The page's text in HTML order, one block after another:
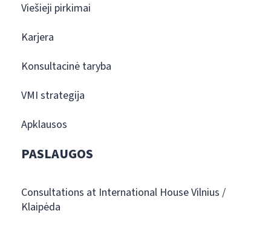
Viešieji pirkimai
Karjera
Konsultacinė taryba
VMI strategija
Apklausos
PASLAUGOS
Consultations at International House Vilnius /
Klaipėda